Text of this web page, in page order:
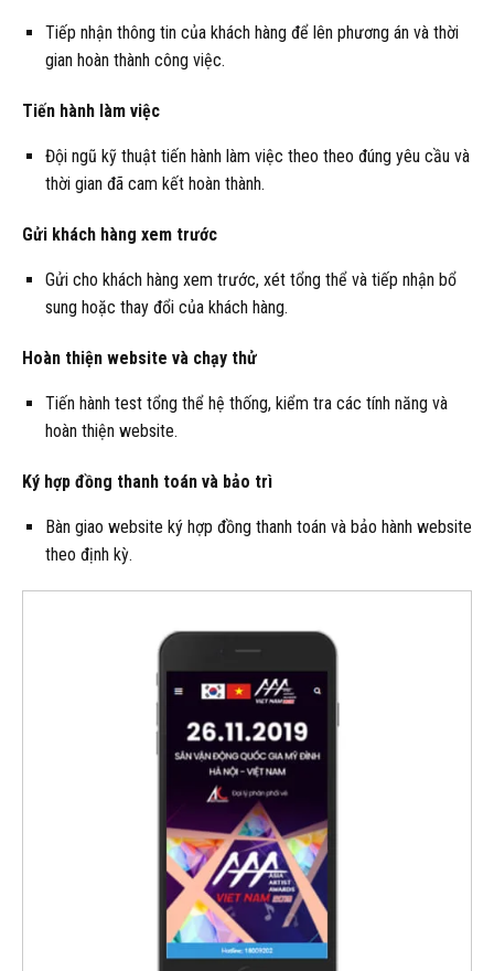
Tiếp nhận thông tin của khách hàng để lên phương án và thời
gian hoàn thành công việc.
Tiến hành làm việc
Đội ngũ kỹ thuật tiến hành làm việc theo theo đúng yêu cầu và
thời gian đã cam kết hoàn thành.
Gửi khách hàng xem trước
Gửi cho khách hàng xem trước, xét tổng thể và tiếp nhận bổ
sung hoặc thay đổi của khách hàng.
Hoàn thiện website và chạy thử
Tiến hành test tổng thể hệ thống, kiểm tra các tính năng và
hoàn thiện website.
Ký hợp đồng thanh toán và bảo trì
Bàn giao website ký hợp đồng thanh toán và bảo hành website
theo định kỳ.